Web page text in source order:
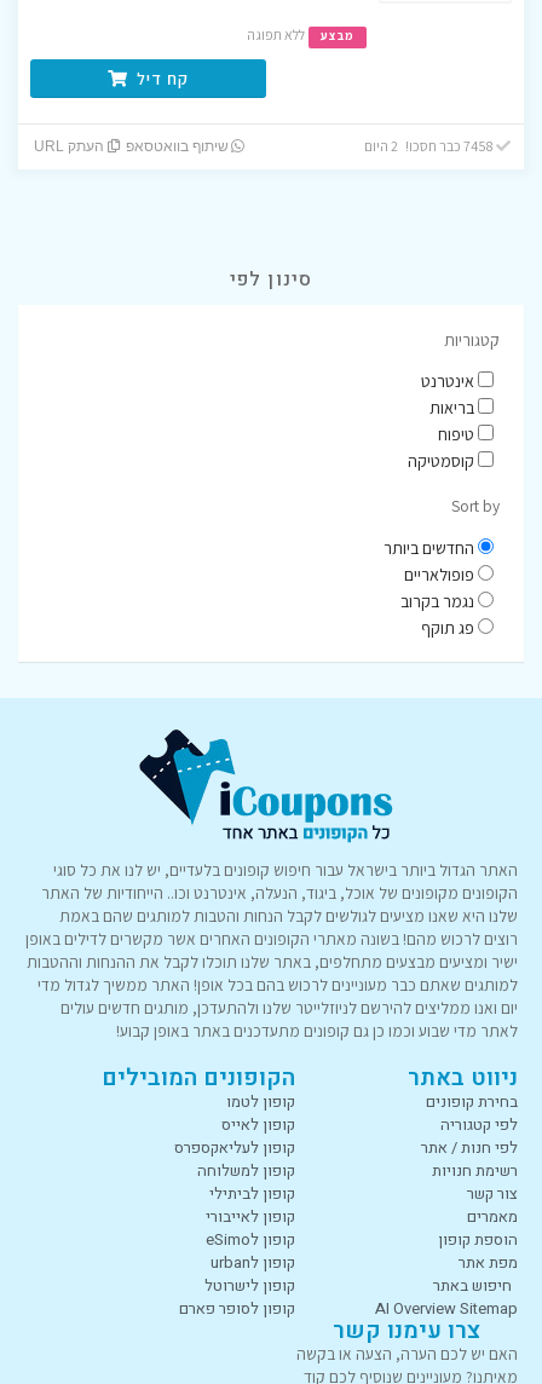
מבצע ללא תפוגה
קח דיל
7458 כבר חסכו! 2 היום שיתוף בוואטסאפ העתק URL
סינון לפי
קטגוריות
אינטרנט
בריאות
טיפוח
קוסמטיקה
Sort by
החדשים ביותר
פופולאריים
נגמר בקרוב
פג תוקף
האתר הגדול ביותר בישראל עבור חיפוש קופונים בלעדיים, יש לנו את כל סוגי
הקופונים מקופונים של אוכל, ביגוד, הנעלה, אינטרנט וכו.. הייחודיות של האתר
שלנו היא שאנו מציעים לגולשים לקבל הנחות והטבות למותגים שהם באמת
רוצים לרכוש מהם! בשונה מאתרי הקופונים האחרים אשר מקשרים לדילים באופן
ישיר ומציעים מבצעים מתחלפים, באתר שלנו תוכלו לקבל את ההנחות וההטבות
למותגים שאתם כבר מעוניינים לרכוש בהם בכל אופן! האתר ממשיך לגדול מדי
יום ואנו ממליצים להירשם לניוזלייטר שלנו ולהתעדכן, מותגים חדשים עולים
לאתר מדי שבוע וכמו כן גם קופונים מתעדכנים באתר באופן קבוע!
ניווט באתר
בחירת קופונים
לפי קטגוריה
לפי חנות / אתר
רשימת חנויות
צור קשר
מאמרים
הוספת קופון
מפת אתר
חיפוש באתר
AI Overview Sitemap
הקופונים המובילים
קופון לטמו
קופון לאייס
קופון לעליאקספרס
קופון למשלוחה
קופון לביתילי
קופון לאייבורי
קופון לeSimo
קופון לurban
קופון לישרוטל
קופון לסופר פארם
צרו עימנו קשר
האם יש לכם הערה, הצעה או בקשה
מאיתנו? מעוניינים שנוסיף לכם קוד